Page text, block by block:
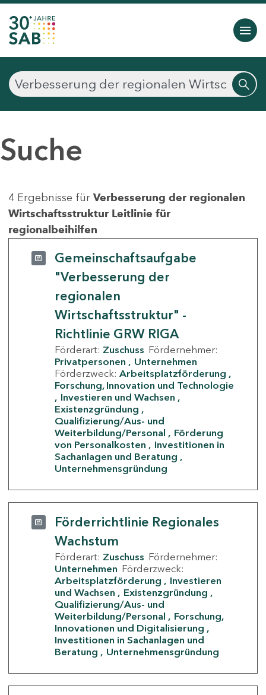
Suche
4 Ergebnisse für Verbesserung der regionalen
Wirtschaftsstruktur Leitlinie für
regionalbeihilfen
Gemeinschaftsaufgabe
"Verbesserung der
regionalen
Wirtschaftsstruktur" -
Richtlinie GRW RIGA
Förderart: Zuschuss Fördernehmer:
Privatpersonen
Unternehmen
Förderzweck: Arbeitsplatzförderung
Forschung, Innovation und Technologie
Investieren und Wachsen
Existenzgründung
Qualifizierung/Aus- und
Weiterbildung/Personal
Förderung
von Personalkosten
Investitionen in
Sachanlagen und Beratung
Unternehmensgründung
Förderrichtlinie Regionales
Wachstum
Förderart: Zuschuss Fördernehmer:
Unternehmen Förderzweck:
Arbeitsplatzförderung
Investieren
und Wachsen
Existenzgründung
Qualifizierung/Aus- und
Weiterbildung/Personal
Forschung,
Innovationen und Digitalisierung
Investitionen in Sachanlagen und
Beratung
Unternehmensgründung